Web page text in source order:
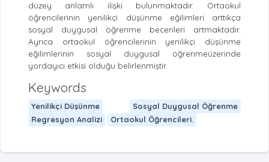
düzey anlamlı ilişki bulunmaktadır. Ortaokul
öğrencilerinin yenilikçi düşünme eğilimleri arttıkça
sosyal duygusal öğrenme becerileri artmaktadır.
Ayrıca ortaokul öğrencilerinin yenilikçi düşünme
eğilimlerinin sosyal duygusal öğrenmeüzerinde
yordayıcı etkisi olduğu belirlenmiştir.
Keywords
Yenilikçi Düşünme
Sosyal Duygusal Öğrenme
Regresyon Analizi
Ortaokul Öğrencileri.